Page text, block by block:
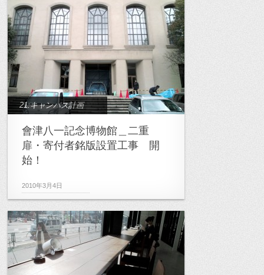
21:キャンパス計画
會津八一記念博物館＿二重
扉・寄付者銘版設置工事 開
始！
2010年3月4日